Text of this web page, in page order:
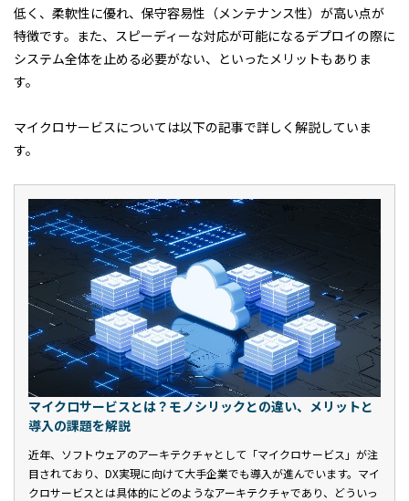
低く、柔軟性に優れ、保守容易性（メンテナンス性）が高い点が
特徴です。また、スピーディーな対応が可能になるデプロイの際に
システム全体を止める必要がない、といったメリットもありま
す。
マイクロサービスについては以下の記事で詳しく解説していま
す。
マイクロサービスとは？モノシリックとの違い、メリットと
導入の課題を解説
近年、ソフトウェアのアーキテクチャとして「マイクロサービス」が注
目されており、DX実現に向けて大手企業でも導入が進んでいます。マイ
クロサービスとは具体的にどのようなアーキテクチャであり、どういっ